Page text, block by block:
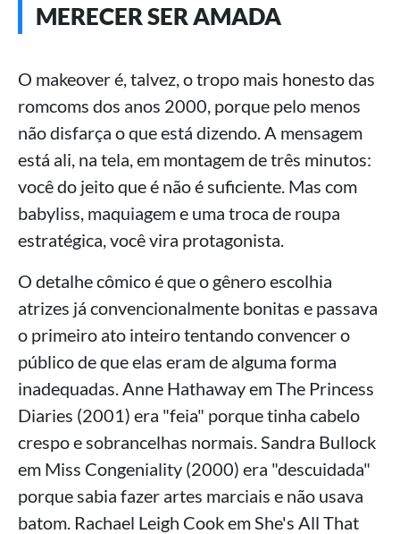
MERECER SER AMADA
O makeover é, talvez, o tropo mais honesto das
romcoms dos anos 2000, porque pelo menos
não disfarça o que está dizendo. A mensagem
está ali, na tela, em montagem de três minutos:
você do jeito que é não é suficiente. Mas com
babyliss, maquiagem e uma troca de roupa
estratégica, você vira protagonista.
O detalhe cômico é que o gênero escolhia
atrizes já convencionalmente bonitas e passava
o primeiro ato inteiro tentando convencer o
público de que elas eram de alguma forma
inadequadas. Anne Hathaway em The Princess
Diaries (2001) era "feia" porque tinha cabelo
crespo e sobrancelhas normais. Sandra Bullock
em Miss Congeniality (2000) era "descuidada"
porque sabia fazer artes marciais e não usava
batom. Rachael Leigh Cook em She's All That